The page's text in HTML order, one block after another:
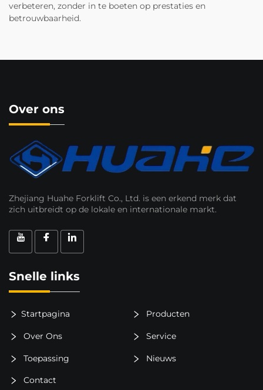
verbeteren, zonder in te boeten op prestaties en
betrouwbaarheid.
Over ons
Zhejiang Huahe Forklift Co., Ltd. is een erkend merk dat
zich uitbreidt op de lokale en internationale markt.
Snelle links
Startpagina Producten
Over Ons Service
Toepassing Nieuws
Contact